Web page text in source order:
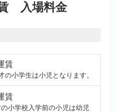
入場料金
賃
の小学生は小児となります。
賃
小学校入学前の小児は幼児